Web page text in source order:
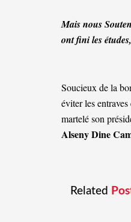
Mais nous
ont fini les
Soucieux de la
éviter les
martelé son
Alseny Dine
Related